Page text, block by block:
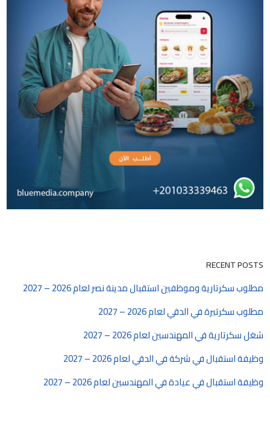
RECENT POSTS
مطلوب سكرتارية وموظفين استقبال مدينة نصر لعام 2026 – 2027
مطلوب سكرتيرة في الدقي لعام 2026 – 2027
شغل سكرتارية في المهندسين لعام 2026 – 2027
وظيفة استقبال في شركة في الدقي لعام 2026 – 2027
وظيفة استقبال في عيادة في المهندسين لعام 2026 – 2027